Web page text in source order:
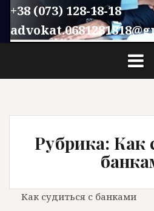
+38 (073) 128-18-18
Рубрика: Как
Как судиться с банками